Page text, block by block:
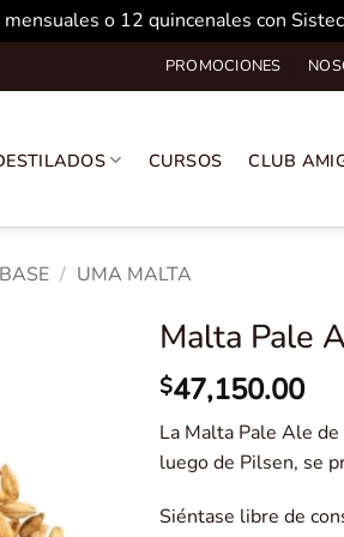
mensuales o 12 quincenales con
PROMOCIONES
CURSOS CLUB
/ UMA MALTA
Malta Pale
$47,150.00
La Malta Pale Ale
luego de Pilsen, se
Siéntase libre de